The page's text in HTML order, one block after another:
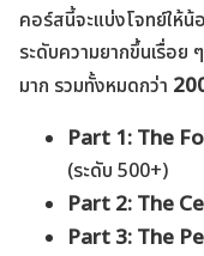
คอร์สนี้จะแบ่งโจทย์ให้น้
ระดับความยากขึ้นเรื่อย
มาก รวมทั้งหมดกว่า
Part 1: The
(ระดับ 500+)
Part 2: The
Part 3: The